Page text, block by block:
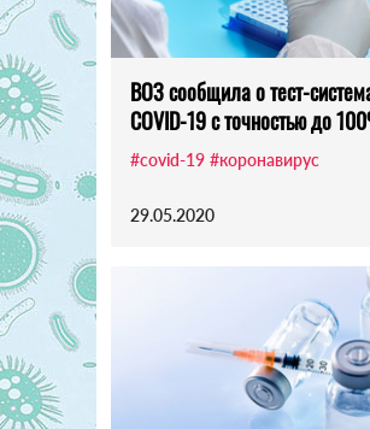
ВОЗ сообщила о тест-
COVID-19 с точностью до
#covid-19 #коронавирус
29.05.2020